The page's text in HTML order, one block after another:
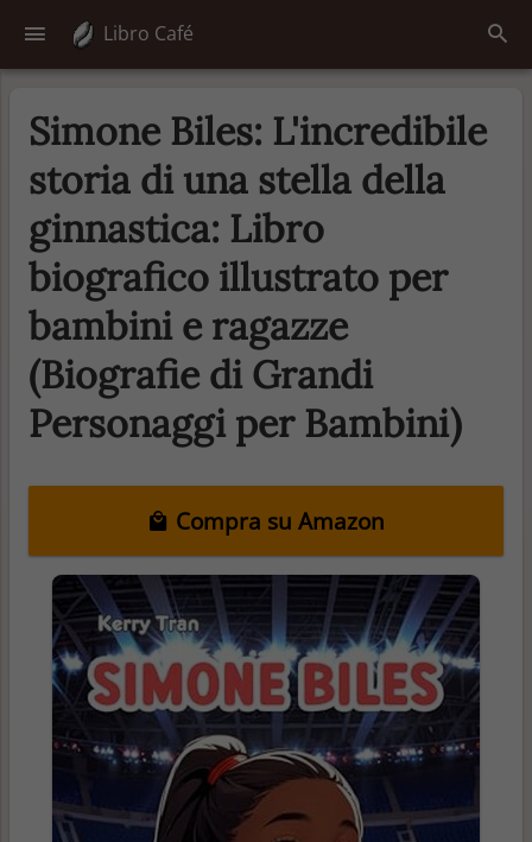
Libro Café
Simone Biles: L'incredibile
storia di una stella della
ginnastica: Libro
biografico illustrato per
bambini e ragazze
(Biografie di Grandi
Personaggi per Bambini)
Compra su Amazon